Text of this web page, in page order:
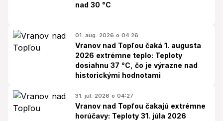
nad 30 °C
01. aug. 2026 o 04:26
Vranov nad Topľou čaká 1. augusta
2026 extrémne teplo: Teploty
dosiahnu 37 °C, čo je výrazne nad
historickými hodnotami
31. júl. 2026 o 04:27
Vranov nad Topľou čakajú extrémne
horúčavy: Teploty 31. júla 2026